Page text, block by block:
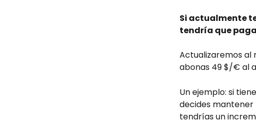
Si actualmente
tendría que
Actualizaremos al
abonas 49 $/€ al
Un ejemplo: si
decides mantener
tendrías un